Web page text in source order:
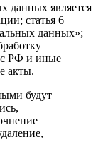
данных является
статья 6
данных»;
РФ и иные
акты.
будут